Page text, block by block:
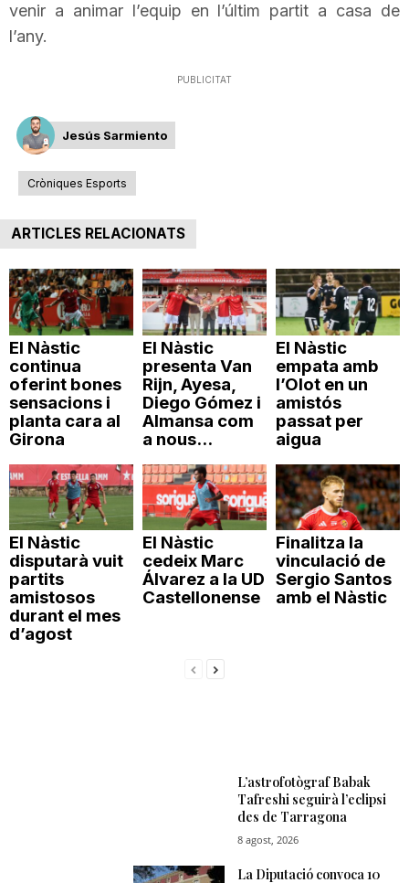
a
venir a animar l’equip en l’últim partit a casa de
l’any.
PUBLICITAT
Jesús Sarmiento
Cròniques Esports
ARTICLES RELACIONATS
El Nàstic
continua
oferint bones
sensacions i
planta cara al
Girona
El Nàstic
presenta Van
Rijn, Ayesa,
Diego Gómez i
Almansa com
a nous...
El Nàstic
empata amb
l’Olot en un
amistós
passat per
aigua
El Nàstic
disputarà vuit
partits
amistosos
durant el mes
d’agost
El Nàstic
cedeix Marc
Álvarez a la UD
Castellonense
Finalitza la
vinculació de
Sergio Santos
amb el Nàstic